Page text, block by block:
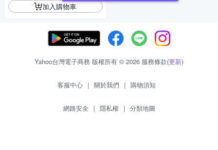
加入購物車
Yahoo台灣電子商務 版權所有 © 2026 服務條款(更新)
客服中心 | 關於我們 | 購物須知
網路安全 | 隱私權 | 分類地圖